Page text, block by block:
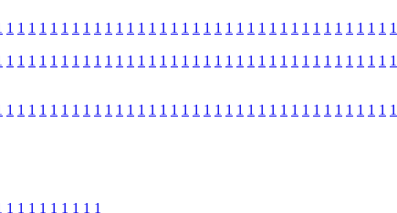
1 1 1 1 1 1 1 1 1 1 1 1 1 1 1 1 1 1 1 1 1 1 1 1 1 1 1 1 1 1 1 1 1 1 1 1
1 1 1 1 1 1 1 1 1 1 1 1 1 1 1 1 1 1 1 1 1 1 1 1 1 1 1 1 1 1 1 1 1 1 1 1
1 1 1 1 1 1 1 1 1 1 1 1 1 1 1 1 1 1 1 1 1 1 1 1 1 1 1 1 1 1 1 1 1 1 1 1
1 1 1 1 1 1 1 1 1